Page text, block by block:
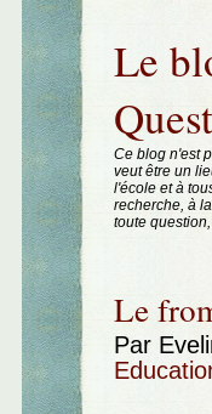
Le
Ce blog n'est
veut être un
l'école et à
recherche, à
toute
Le
Par